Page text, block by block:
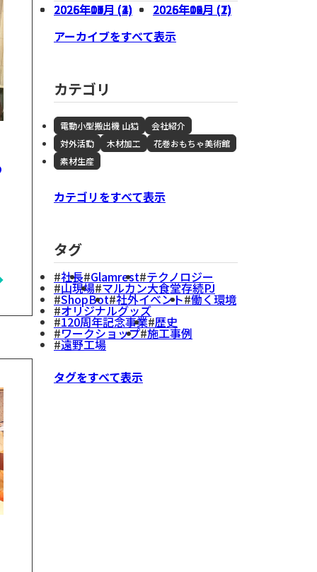
2026年07月 (3) 2026年06月 (1)
2026年05月 (1) 2026年04月 (1)
2026年03月 (1) 2026年02月 (2)
2026年01月 (4) 2025年12月 (2)
2025年10月 (2)
2025年09月 (7)
アーカイブをすべて表示
カテゴリ
電動小型搬出機 山猫
会社紹介
対外活動
木材加工
花巻おもちゃ美術館
素材生産
カテゴリをすべて表示
タグ
社長 Glamrest テクノロジー
山現場 マルカン大食堂存続PJ
ShopBot 社外イベント 働く環境
オリジナルグッズ
120周年記念事業 歴史
ワークショップ 施工事例
遠野工場
タグをすべて表示